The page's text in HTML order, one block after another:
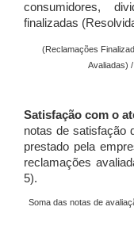
consumidores,
finalizadas
(Reclamações
Avaliadas)
Satisfação com o
notas de satisfação
prestado pela
reclamações
5).
Soma das notas de